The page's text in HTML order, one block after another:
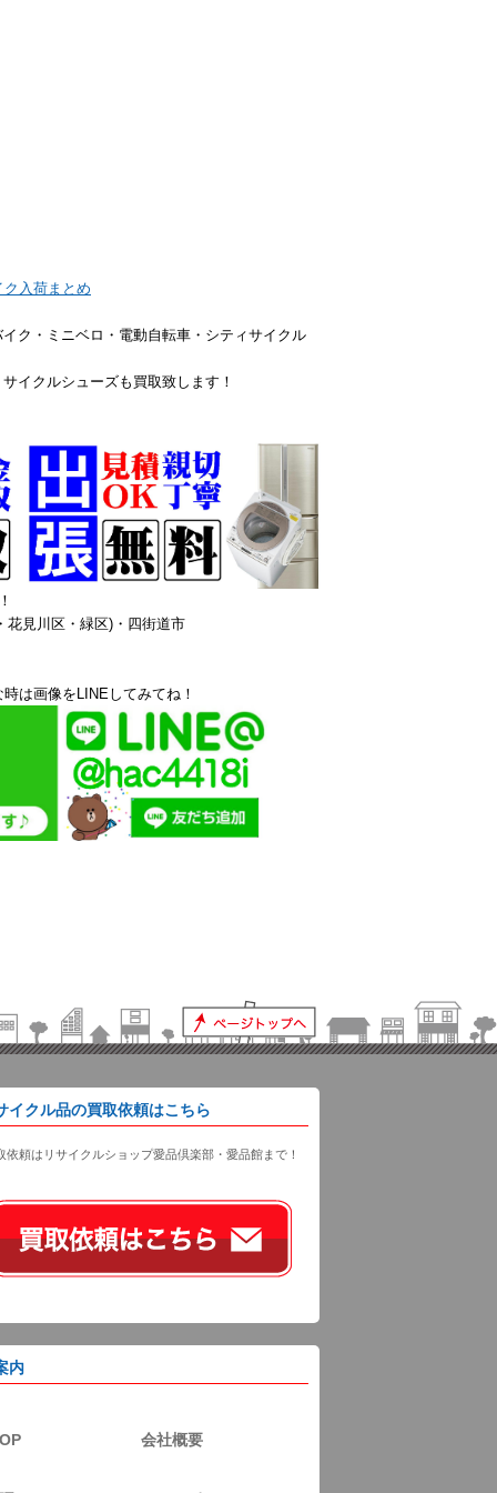
入荷まとめ
ク・ミニベロ・電動自転車・シティサイクル
イクルシューズも買取致します！
花見川区・緑区)・四街道市
は画像をLINEしてみてね！
イクル品の買取依頼はこちら
依頼はリサイクルショップ愛品倶楽部・愛品館まで！
内
会社概要